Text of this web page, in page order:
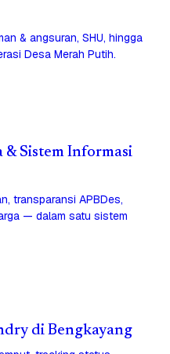
& angsuran, SHU, hingga
Desa Merah Putih.
& Sistem Informasi
transparansi APBDes,
— dalam satu sistem
di Bengkayang